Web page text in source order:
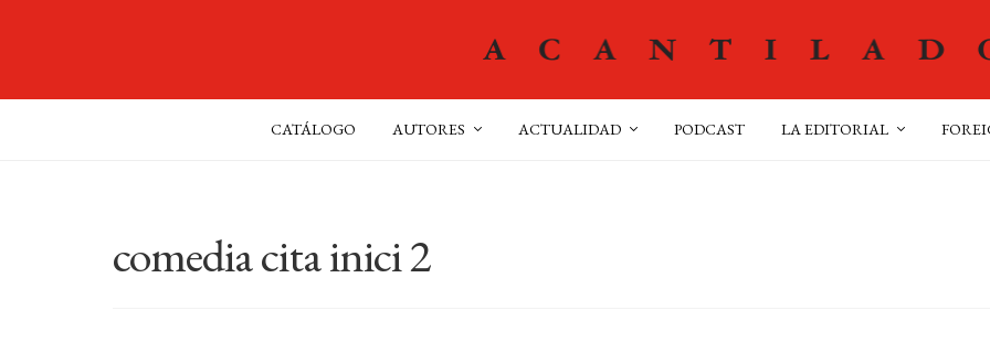
CATÁLOGO AUTORES ACTUALIDAD PODCAST LA EDITORIAL
comedia cita inici 2